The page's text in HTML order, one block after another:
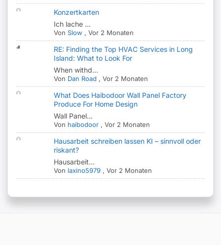
Konzertkarten
Ich lache ...
Von Slow ,Vor 2 Monaten
RE: Finding the Top HVAC Services in Long
Island: What to Look For
When withd...
Von Dan Road ,Vor 2 Monaten
What Does Haibodoor Wall Panel Factory
Produce For Home Design
Wall Panel...
Von haibodoor ,Vor 2 Monaten
Hausarbeit schreiben lassen KI – sinnvoll oder
riskant?
Hausarbeit...
Von laxino5979 ,Vor 2 Monaten